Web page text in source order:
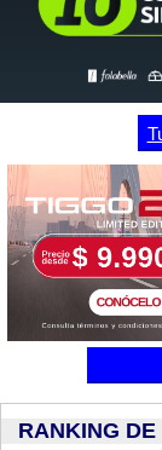
RANKING